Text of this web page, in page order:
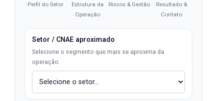
Perfil do Setor
Estrutura da
Operação
Riscos & Gestão
Resultado &
Contato
Setor / CNAE aproximado
Selecione o segmento que mais se aproxima da
operação.